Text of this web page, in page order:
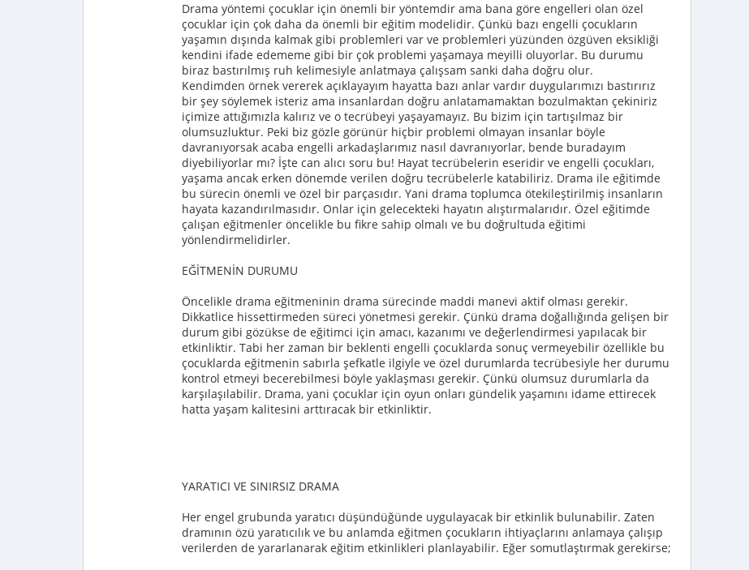
Drama yöntemi çocuklar için önemli bir yöntemdir ama bana göre engelleri olan özel
çocuklar için çok daha da önemli bir eğitim modelidir. Çünkü bazı engelli çocukların
yaşamın dışında kalmak gibi problemleri var ve problemleri yüzünden özgüven eksikliği
kendini ifade edememe gibi bir çok problemi yaşamaya meyilli oluyorlar. Bu durumu
biraz bastırılmış ruh kelimesiyle anlatmaya çalışsam sanki daha doğru olur.
Kendimden örnek vererek açıklayayım hayatta bazı anlar vardır duygularımızı bastırırız
bir şey söylemek isteriz ama insanlardan doğru anlatamamaktan bozulmaktan çekiniriz
içimize attığımızla kalırız ve o tecrübeyi yaşayamayız. Bu bizim için tartışılmaz bir
olumsuzluktur. Peki biz gözle görünür hiçbir problemi olmayan insanlar böyle
davranıyorsak acaba engelli arkadaşlarımız nasıl davranıyorlar, bende buradayım
diyebiliyorlar mı? İşte can alıcı soru bu! Hayat tecrübelerin eseridir ve engelli çocukları,
yaşama ancak erken dönemde verilen doğru tecrübelerle katabiliriz. Drama ile eğitimde
bu sürecin önemli ve özel bir parçasıdır. Yani drama toplumca ötekileştirilmiş insanların
hayata kazandırılmasıdır. Onlar için gelecekteki hayatın alıştırmalarıdır. Özel eğitimde
çalışan eğitmenler öncelikle bu fikre sahip olmalı ve bu doğrultuda eğitimi
yönlendirmelidirler.
EĞİTMENİN DURUMU
Öncelikle drama eğitmeninin drama sürecinde maddi manevi aktif olması gerekir.
Dikkatlice hissettirmeden süreci yönetmesi gerekir. Çünkü drama doğallığında gelişen bir
durum gibi gözükse de eğitimci için amacı, kazanımı ve değerlendirmesi yapılacak bir
etkinliktir. Tabi her zaman bir beklenti engelli çocuklarda sonuç vermeyebilir özellikle bu
çocuklarda eğitmenin sabırla şefkatle ilgiyle ve özel durumlarda tecrübesiyle her durumu
kontrol etmeyi becerebilmesi böyle yaklaşması gerekir. Çünkü olumsuz durumlarla da
karşılaşılabilir. Drama, yani çocuklar için oyun onları gündelik yaşamını idame ettirecek
hatta yaşam kalitesini arttıracak bir etkinliktir.
YARATICI VE SINIRSIZ DRAMA
Her engel grubunda yaratıcı düşündüğünde uygulayacak bir etkinlik bulunabilir. Zaten
dramının özü yaratıcılık ve bu anlamda eğitmen çocukların ihtiyaçlarını anlamaya çalışıp
verilerden de yararlanarak eğitim etkinlikleri planlayabilir. Eğer somutlaştırmak gerekirse;